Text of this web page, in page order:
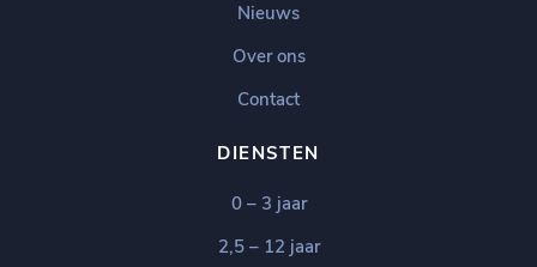
Nieuws
Over ons
Contact
DIENSTEN
0 – 3 jaar
2,5 – 12 jaar